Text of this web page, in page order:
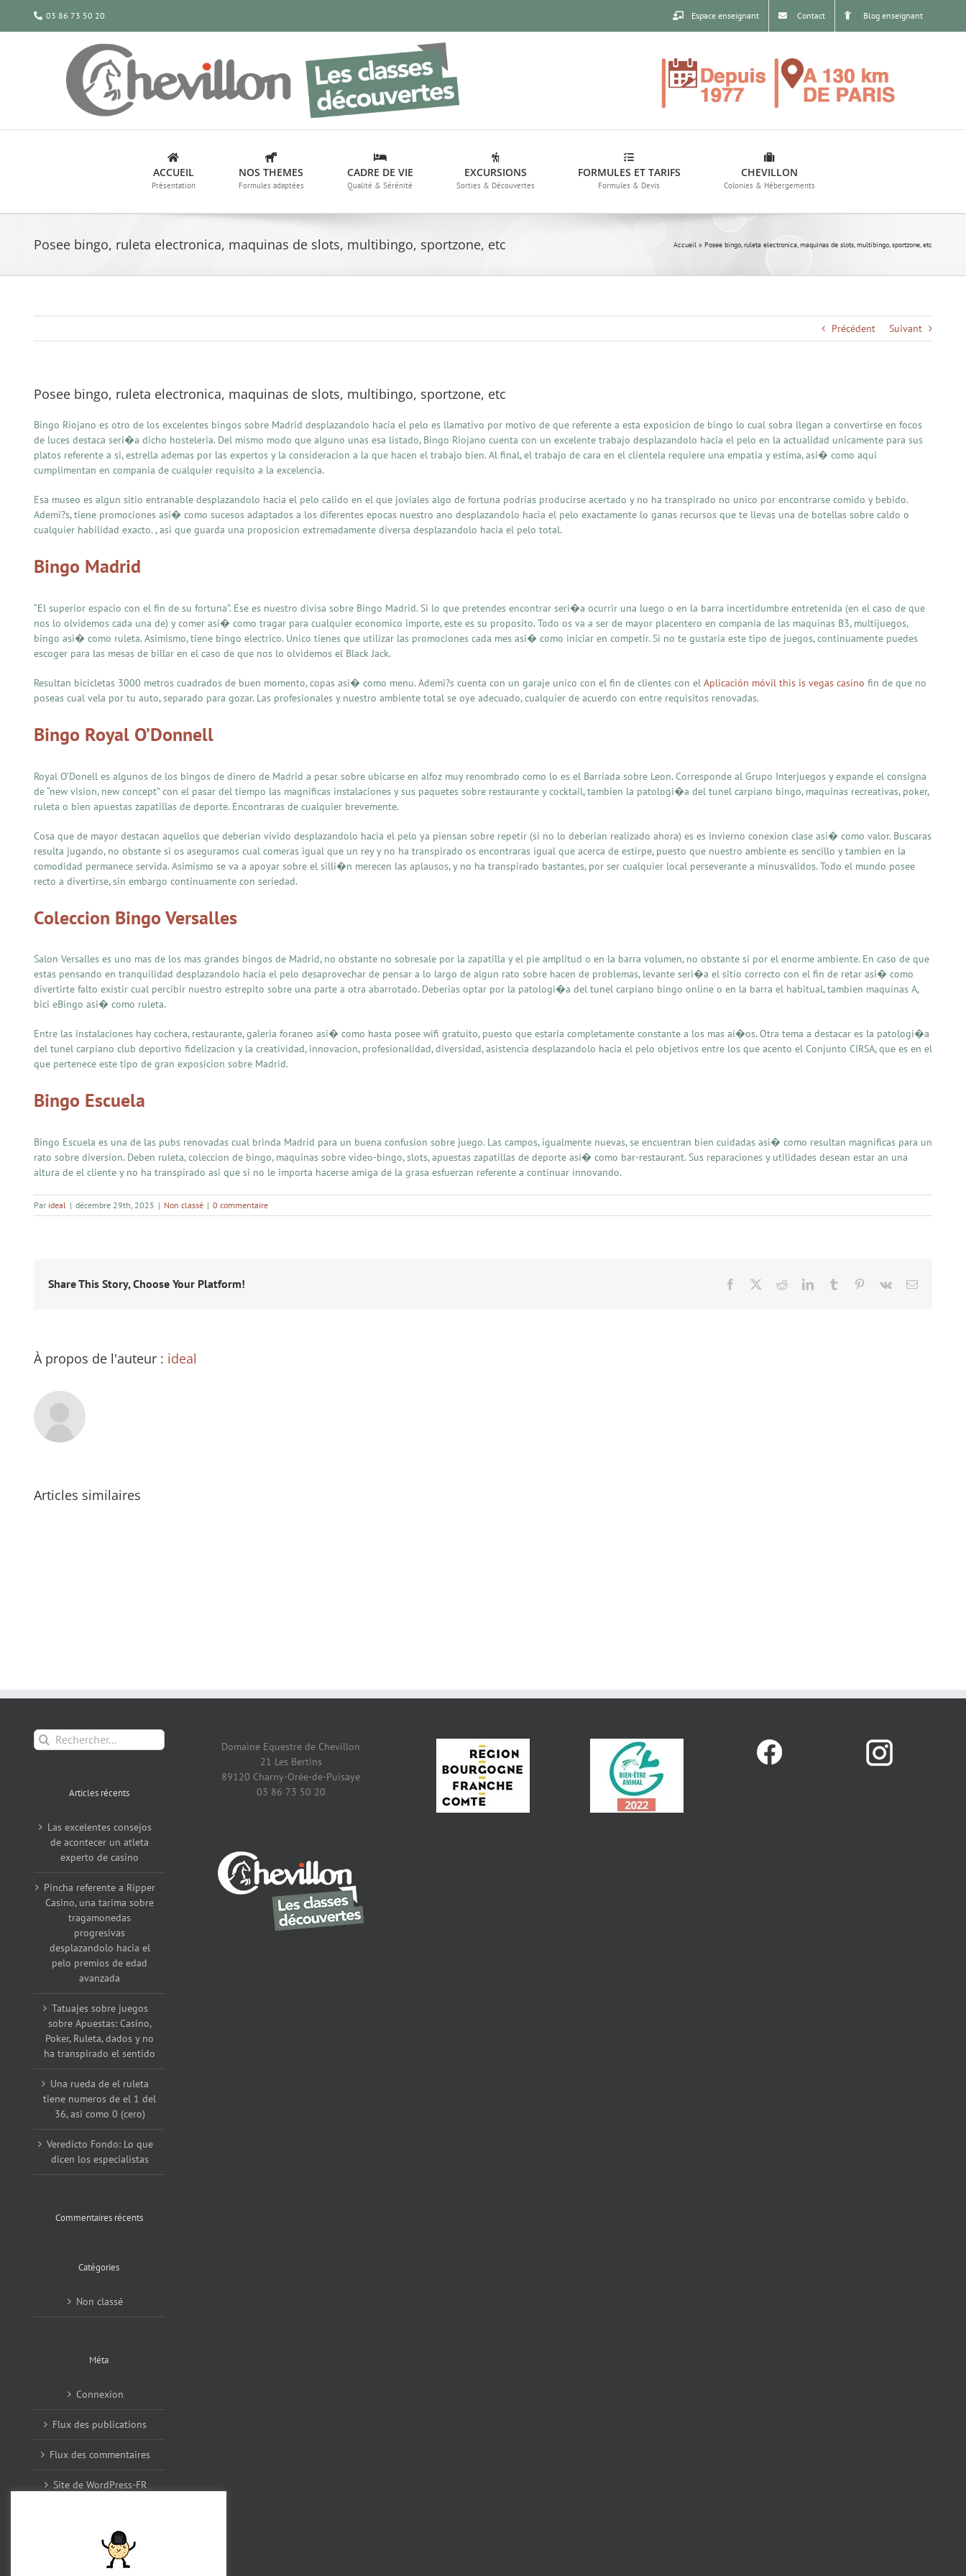
contenu
03 86 73 50 20 Espace enseignant Contact Blog enseignant
ACCUEIL
Présentation
NOS THEMES
Formules adaptées
CADRE DE VIE
Qualité & Sérénité
EXCURSIONS
Sorties & Découvertes
FORMULES ET TARIFS
Formules & Devis
CHEVILLON
Colonies & Hébergements
Posee bingo, ruleta electronica, maquinas de slots, multibingo, sportzone, etc Accueil » Posee bingo, ruleta electronica, maquinas de slots, multibingo, sportzone, etc
Précédent Suivant
Posee bingo, ruleta electronica, maquinas de slots, multibingo, sportzone, etc
Bingo Riojano es otro de los excelentes bingos sobre Madrid desplazandolo hacia el pelo es llamativo por motivo de que referente a esta exposicion de bingo lo cual sobra llegan a convertirse en focos
de luces destaca seri�a dicho hosteleria. Del mismo modo que alguno unas esa listado, Bingo Riojano cuenta con un excelente trabajo desplazandolo hacia el pelo en la actualidad unicamente para sus
platos referente a si, estrella ademas por las expertos y la consideracion a la que hacen el trabajo bien. Al final, el trabajo de cara en el clientela requiere una empatia y estima, asi� como aqui
cumplimentan en compania de cualquier requisito a la excelencia.
Esa museo es algun sitio entranable desplazandolo hacia el pelo calido en el que joviales algo de fortuna podrias producirse acertado y no ha transpirado no unico por encontrarse comido y bebido.
Ademi?s, tiene promociones asi� como sucesos adaptados a los diferentes epocas nuestro ano desplazandolo hacia el pelo exactamente lo ganas recursos que te llevas una de botellas sobre caldo o
cualquier habilidad exacto. , asi que guarda una proposicion extremadamente diversa desplazandolo hacia el pelo total.
Bingo Madrid
“El superior espacio con el fin de su fortuna”. Ese es nuestro divisa sobre Bingo Madrid. Si lo que pretendes encontrar seri�a ocurrir una luego o en la barra incertidumbre entretenida (en el caso de que
nos lo olvidemos cada una de) y comer asi� como tragar para cualquier economico importe, este es su proposito. Todo os va a ser de mayor placentero en compania de las maquinas B3, multijuegos,
bingo asi� como ruleta. Asimismo, tiene bingo electrico. Unico tienes que utilizar las promociones cada mes asi� como iniciar en competir. Si no te gustaria este tipo de juegos, continuamente puedes
escoger para las mesas de billar en el caso de que nos lo olvidemos el Black Jack.
Resultan bicicletas 3000 metros cuadrados de buen momento, copas asi� como menu. Ademi?s cuenta con un garaje unico con el fin de clientes con el Aplicación móvil this is vegas casino fin de que no
poseas cual vela por tu auto, separado para gozar. Las profesionales y nuestro ambiente total se oye adecuado, cualquier de acuerdo con entre requisitos renovadas.
Bingo Royal O’Donnell
Royal O’Donell es algunos de los bingos de dinero de Madrid a pesar sobre ubicarse en alfoz muy renombrado como lo es el Barriada sobre Leon. Corresponde al Grupo Interjuegos y expande el consigna
de “new vision, new concept” con el pasar del tiempo las magnificas instalaciones y sus paquetes sobre restaurante y cocktail, tambien la patologi�a del tunel carpiano bingo, maquinas recreativas, poker,
ruleta o bien apuestas zapatillas de deporte. Encontraras de cualquier brevemente.
Cosa que de mayor destacan aquellos que deberian vivido desplazandolo hacia el pelo ya piensan sobre repetir (si no lo deberian realizado ahora) es es invierno conexion clase asi� como valor. Buscaras
resulta jugando, no obstante si os aseguramos cual comeras igual que un rey y no ha transpirado os encontraras igual que acerca de estirpe, puesto que nuestro ambiente es sencillo y tambien en la
comodidad permanece servida. Asimismo se va a apoyar sobre el silli�n merecen las aplausos, y no ha transpirado bastantes, por ser cualquier local perseverante a minusvalidos. Todo el mundo posee
recto a divertirse, sin embargo continuamente con seriedad.
Coleccion Bingo Versalles
Salon Versalles es uno mas de los mas grandes bingos de Madrid, no obstante no sobresale por la zapatilla y el pie amplitud o en la barra volumen, no obstante si por el enorme ambiente. En caso de que
estas pensando en tranquilidad desplazandolo hacia el pelo desaprovechar de pensar a lo largo de algun rato sobre hacen de problemas, levante seri�a el sitio correcto con el fin de retar asi� como
divertirte falto existir cual percibir nuestro estrepito sobre una parte a otra abarrotado. Deberias optar por la patologi�a del tunel carpiano bingo online o en la barra el habitual, tambien maquinas A,
bici eBingo asi� como ruleta.
Entre las instalaciones hay cochera, restaurante, galeria foraneo asi� como hasta posee wifi gratuito, puesto que estaria completamente constante a los mas ai�os. Otra tema a destacar es la patologi�a
del tunel carpiano club deportivo fidelizacion y la creatividad, innovacion, profesionalidad, diversidad, asistencia desplazandolo hacia el pelo objetivos entre los que acento el Conjunto CIRSA, que es en el
que pertenece este tipo de gran exposicion sobre Madrid.
Bingo Escuela
Bingo Escuela es una de las pubs renovadas cual brinda Madrid para un buena confusion sobre juego. Las campos, igualmente nuevas, se encuentran bien cuidadas asi� como resultan magnificas para un
rato sobre diversion. Deben ruleta, coleccion de bingo, maquinas sobre video-bingo, slots, apuestas zapatillas de deporte asi� como bar-restaurant. Sus reparaciones y utilidades desean estar an una
altura de el cliente y no ha transpirado asi que si no le importa hacerse amiga de la grasa esfuerzan referente a continuar innovando.
Par ideal | décembre 29th, 2025 | Non classé | 0 commentaire
Share This Story, Choose Your Platform! Facebook RedditLinkedInTumblr Pinterest
Vk Email
À propos de l'auteur : ideal
Articles similaires
Rechercher:
Articles récents
Las excelentes consejos
de acontecer un atleta
experto de casino
Pincha referente a Ripper
Casino, una tarima sobre
tragamonedas
progresivas
desplazandolo hacia el
pelo premios de edad
avanzada
Tatuajes sobre juegos
sobre Apuestas: Casino,
Poker, Ruleta, dados y no
ha transpirado el sentido
Una rueda de el ruleta
tiene numeros de el 1 del
36, asi como 0 (cero)
Veredicto Fondo: Lo que
dicen los especialistas
Commentaires récents
Catégories
Non classé
Méta
Connexion
Flux des publications
Flux des commentaires
Site de WordPress-FR
Archives
Domaine Equestre de Chevillon
21 Les Bertins
89120 Charny-Orée-de-Puisaye
03 86 73 50 20